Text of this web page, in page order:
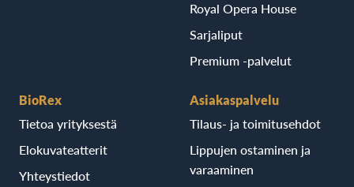
Royal Opera House
Sarjaliput
Premium -palvelut
BioRex
Tietoa yrityksestä
Elokuvateatterit
Yhteystiedot
Asiakaspalvelu
Tilaus- ja toimitusehdot
Lippujen ostaminen ja
varaaminen